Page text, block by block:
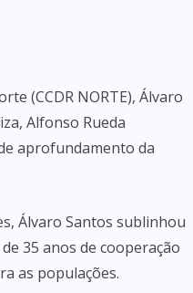
(CCDR NORTE), Álvaro
Alfonso Rueda
aprofundamento da
Álvaro Santos sublinhou
35 anos de cooperação
as populações.